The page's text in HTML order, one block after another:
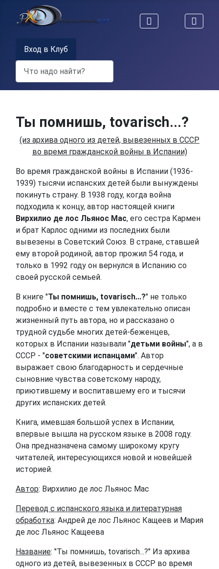
Вход в Клуб
Ты помнишь, tovarisch...?
(из архива одного из детей, вывезенных в СССР
во время гражданской войны в Испании)
Во время гражданской войны в Испании (1936-
1939) тысячи испанских детей были вынуждены
покинуть страну. В 1938 году, когда война
подходила к концу, автор настоящей книги
Вирхилио де лос Льянос Мас, его сестра Кармен
и брат Карлос одними из последних были
вывезены в Советский Союз. В стране, ставшей
ему второй родиной, автор прожил 54 года, и
только в 1992 году он вернулся в Испанию со
своей русской семьей.
В книге "Ты помнишь, tovarisch...?" не только
подробно и вместе с тем увлекательно описан
жизненный путь автора, но и рассказано о
трудной судьбе многих детей-беженцев,
которых в Испании называли "детьми войны", а в
СССР - "советскими испанцами". Автор
выражает свою благодарность и сердечные
сыновние чувства советскому народу,
приютившему и воспитавшему его и тысячи
других испанских детей.
Книга, имевшая большой успех в Испании,
впервые вышла на русском языке в 2008 году.
Она предназначена самому широкому кругу
читателей, интересующихся новой и новейшей
историей.
Автор: Вирхилио де лос Льянос Мас
Перевод с испанского языка и литературная
обработка: Андрей де лос Льянос Кащеев и Мария
де лос Льянос Кащеева
Название: "Ты помнишь, tovarisch...?" Из архива
одного из детей, вывезенных в СССР во время